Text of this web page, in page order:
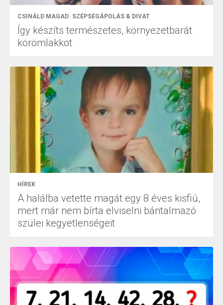
CSINÁLD MAGAD SZÉPSÉGÁPOLÁS & DIVAT
Így készíts természetes, környezetbarát
körömlakkot
HÍREK
A halálba vetette magát egy 8 éves kisfiú,
mert már nem bírta elviselni bántalmazó
szülei kegyetlenségeit